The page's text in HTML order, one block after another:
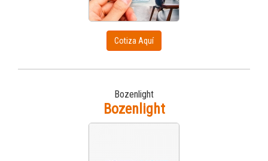
Cotiza Aquí
Bozenlight
Bozenlight